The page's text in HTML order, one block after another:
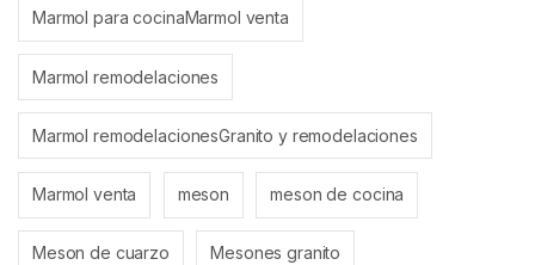
Marmol para cocinaMarmol venta
Marmol remodelaciones
Marmol remodelacionesGranito y remodelaciones
Marmol venta meson meson de cocina
Meson de cuarzo Mesones granito